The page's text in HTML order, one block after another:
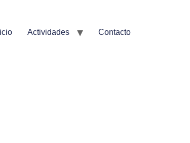
Actividades Contacto